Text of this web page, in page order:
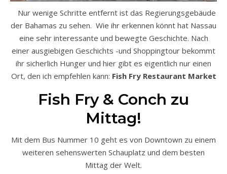
Nur wenige Schritte entfernt ist das Regierungsgebäude
der Bahamas zu sehen. Wie ihr erkennen könnt hat Nassau
eine sehr interessante und bewegte Geschichte. Nach
einer ausgiebigen Geschichts -und Shoppingtour bekommt
ihr sicherlich Hunger und hier gibt es eigentlich nur einen
Ort, den ich empfehlen kann: Fish Fry Restaurant Market
Fish Fry & Conch zu
Mittag!
Mit dem Bus Nummer 10 geht es von Downtown zu einem
weiteren sehenswerten Schauplatz und dem besten
Mittag der Welt.